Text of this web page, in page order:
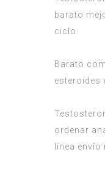
barato
ciclo.
Barato
esteroides
ordenar
línea envío